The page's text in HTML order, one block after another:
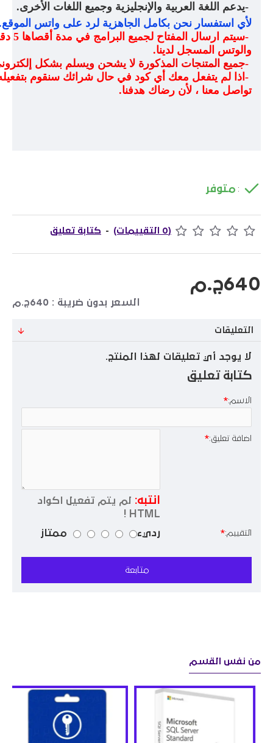
-يدعم اللغة العربية والإنجليزية وجميع اللغات الأخرى.
لأي استفسار نحن بكامل الجاهزية لرد على واتس الموقع
-
والوتس المسجل لدينا.
-جميع المتنجات المذكورة لا يشحن ويسلم بشكل
- اذا لم يتفعل معك أي كود في حال شرائك سنقوم
تواصل معنا ، لأن رضاك هدفنا.
: متوفر
(0 التقييمات) - كتابة تعليق
640ج.م
السعر بدون ضريبة : 640ج.م
التعليقات
لا يوجد أي تعليقات لهذا المنتج.
كتابة تعليق
الاسم:
اضافة تعليق:
انتبه:
لم يتم تفعيل اكواد
HTML !
التقييم: رديء ممتاز
متابعة
من نفس القسم